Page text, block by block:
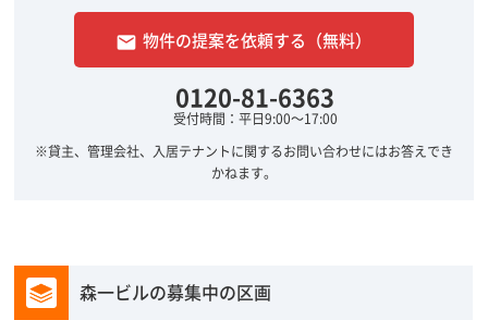
email 物件の提案を依頼する（無料）
0120-81-6363
受付時間：平日9:00～17:00
※貸主、管理会社、入居テナントに関するお問い合わせにはお答えでき
かねます。
森一ビルの募集中の区画